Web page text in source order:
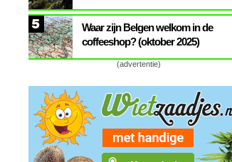
5
Waar zijn Belgen welkom in de
coffeeshop? (oktober 2025)
(advertentie)